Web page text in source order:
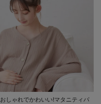
おしゃれでかわいい!マタニティパ